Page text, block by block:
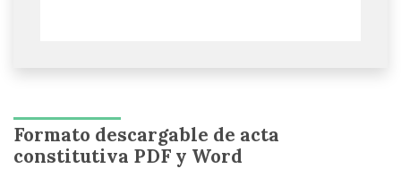
Formato descargable de acta
constitutiva PDF y Word